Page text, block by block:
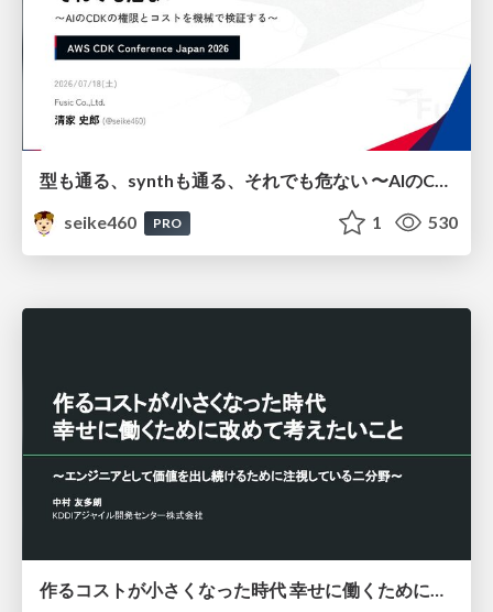
型も通る、synthも通る、それでも危ない 〜AIのCDKの権限とコストを機械で検証する〜 / It Passes Type Checks, It Passes Synth Checks, but It’s Still Risky — Automatically Verifying Permissions and Costs in AI’s CDK —
seike460
PRO 1 530
作るコストが小さくなった時代 幸せに働くために改めて考えたいこと 〜エンジニアとして価値を出し続けるために注視している二分野〜